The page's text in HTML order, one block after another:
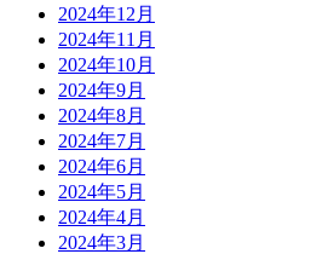
2024年12月
2024年11月
2024年10月
2024年9月
2024年8月
2024年7月
2024年6月
2024年5月
2024年4月
2024年3月